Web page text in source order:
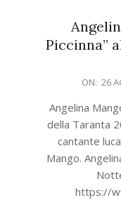
Piccinna”
26
ON: 26
Angelina
della Taranta
cantante
Mango.
https://